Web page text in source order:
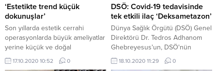
kayıplarıyla ilgili sorularımızı
yanıtlayan Saç Bakım Uzmanı
Serap Öztürk Niya, genetik
yatkınlığın ortadan
kaldırılamayacağını fakat basit
birtakım önlemlerle...
‘Estetikte trend küçük
dokunuşlar’
Son yıllarda estetik cerrahi
operasyonlarda büyük ameliyatlar
yerine küçük ve doğal
dokunuşlar yeni trend olmaya
başladı. Estetik, Plastik ve
17.10.2020 10:52 0
DSÖ: Covid-19 tedavisinde
tek etkili ilaç ‘Deksametazon’
Dünya Sağlık Örgütü (DSÖ) Genel
Direktörü Dr. Tedros Adhanom
Ghebreyesus'un, DSÖ'nün
İsviçre'nin Cenevre kentinde
bulunan merkezinde, video
18.10.2020 11:29 0